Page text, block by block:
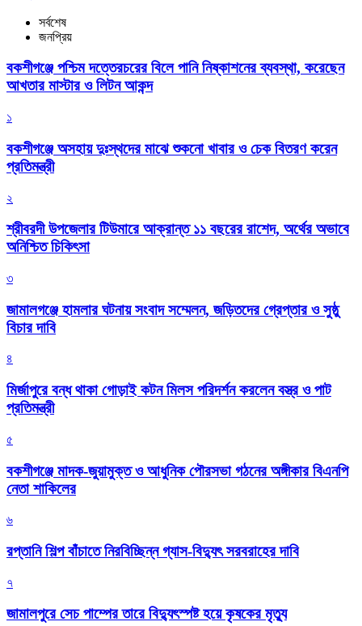
সর্বশেষ
জনপ্রিয়
বকশীগঞ্জে পশ্চিম দত্তেরচরের বিলে পানি নিষ্কাশনের ব্যবস্থা, করেছেন
আখতার মাস্টার ও লিটন আকন্দ
১
বকশীগঞ্জে অসহায় দুঃস্থদের মাঝে শুকনো খাবার ও চেক বিতরণ করেন
প্রতিমন্ত্রী
২
শ্রীবরদী উপজেলার টিউমারে আক্রান্ত ১১ বছরের রাশেদ, অর্থের অভাবে
অনিশ্চিত চিকিৎসা
৩
জামালগঞ্জে হামলার ঘটনায় সংবাদ সম্মেলন, জড়িতদের গ্রেপ্তার ও সুষ্ঠু
বিচার দাবি
৪
মির্জাপুরে বন্ধ থাকা গোড়াই কটন মিলস পরিদর্শন করলেন বস্ত্র ও পাট
প্রতিমন্ত্রী
৫
বকশীগঞ্জে মাদক-জুয়ামুক্ত ও আধুনিক পৌরসভা গঠনের অঙ্গীকার বিএনপি
নেতা শাকিলের
৬
রপ্তানি শিল্প বাঁচাতে নিরবিচ্ছিন্ন গ্যাস-বিদ্যুৎ সরবরাহের দাবি
৭
জামালপুরে সেচ পাম্পের তারে বিদ্যুৎস্পষ্ট হয়ে কৃষকের মৃত্যু